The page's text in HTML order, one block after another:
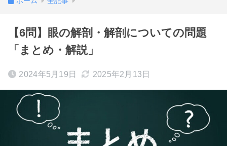
【6問】眼の解剖・解剖についての問題
「まとめ・解説」
2024年5月19日 2025年2月13日